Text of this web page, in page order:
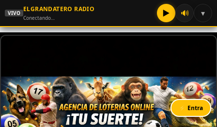
VIVO
ELGRANDATERO RADIO
Conectando… ▶ 🔊 ▾
⚡ Entra